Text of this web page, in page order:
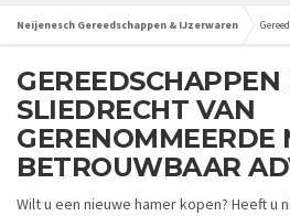
Neijenesch Gereedschappen & IJzerwaren
GEREEDSCHAPPEN
SLIEDRECHT VAN
GERENOMMEERDE
BETROUWBAAR
Wilt u een nieuwe hamer kopen? Heeft u